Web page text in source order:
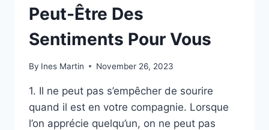
Peut-Être Des
Sentiments Pour Vous
By Ines Martin November 26, 2023
1. Il ne peut pas s’empêcher de sourire
quand il est en votre compagnie. Lorsque
l’on apprécie quelqu’un, on ne peut pas